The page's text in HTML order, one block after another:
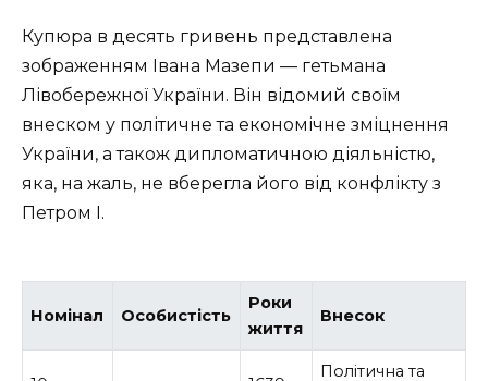
Купюра в десять гривень представлена
зображенням Івана Мазепи — гетьмана
Лівобережної України. Він відомий своїм
внеском у політичне та економічне зміцнення
України, а також дипломатичною діяльністю,
яка, на жаль, не вберегла його від конфлікту з
Петром I.
Номінал Особистість
Роки
життя
Внесок
Політична та